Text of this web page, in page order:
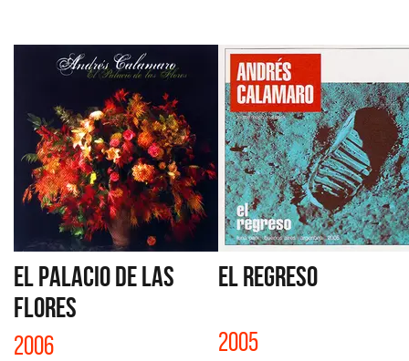
EL PALACIO DE LAS
FLORES
2006
EL REGRESO
2005